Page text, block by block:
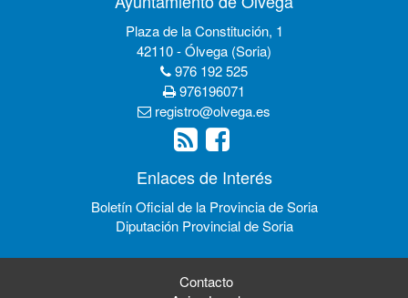
Plaza de la Constitución, 1
42110 - Ólvega (Soria)
976 192 525
976196071
registro@olvega.es
Enlaces de Interés
Boletín Oficial de la Provincia de Soria
Diputación Provincial de Soria
Contacto